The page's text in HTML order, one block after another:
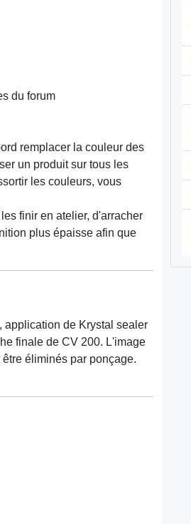
du forum
remplacer la couleur des
un produit sur tous les
les couleurs, vous
finir en atelier, d'arracher
plus épaisse afin que
application de Krystal sealer
finale de CV 200. L'image
éliminés par ponçage.